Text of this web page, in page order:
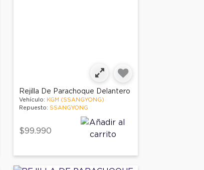
Rejilla De Parachoque Delantero
Vehículo: KGM (SSANGYONG)
Repuesto: SSANGYONG
$99.990